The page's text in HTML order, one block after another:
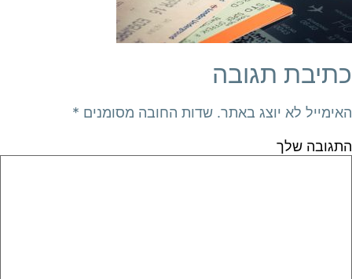
כתיבת תגובה
האימייל לא יוצג באתר. שדות החובה מסומנים *
התגובה שלך